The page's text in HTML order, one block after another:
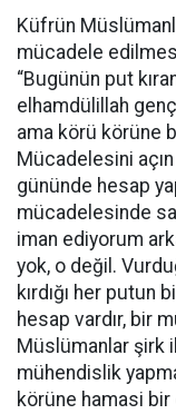
Küfrün
mücadele
“Bugünün put
elhamdülillah
ama körü körüne
Mücadelesini açın
gününde hesap
mücadelesinde
iman ediyorum
yok, o değil.
kırdığı her putun
hesap vardır, bir
Müslümanlar şirk
mühendislik
körüne hamasi